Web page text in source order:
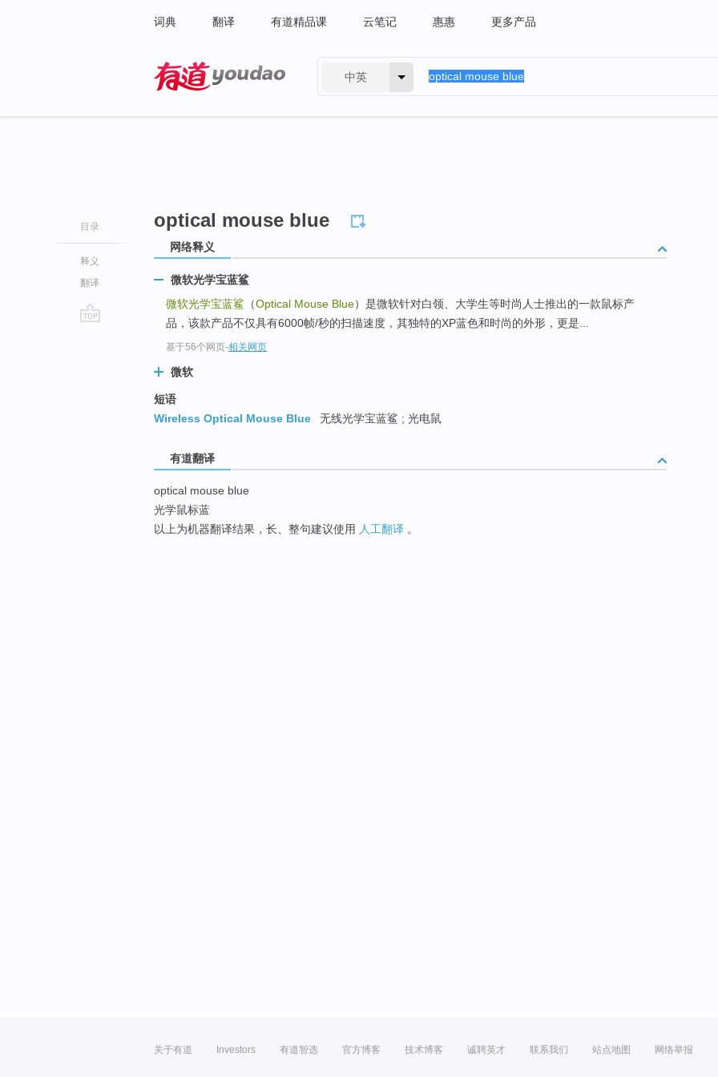
词典 翻译 有道精品课 云笔记 惠惠 更多产品
中英
目录
释义
翻译
optical mouse blue
网络释义
微软光学宝蓝鲨
微软光学宝蓝鲨 （Optical Mouse Blue）是微软针对白领、大学生等时尚人士推出的一款鼠标产
品，该款产品不仅具有6000帧/秒的扫描速度，其独特的XP蓝色和时尚的外形，更是...
基于56个网页-相关网页
微软
短语
Wireless Optical Mouse Blue
无线光学宝蓝鲨 ; 光电鼠
有道翻译
optical mouse blue
光学鼠标蓝
以上为机器翻译结果，长、整句建议使用 人工翻译 。
关于有道 Investors 有道智选 官方博客 技术博客 诚聘英才 联系我们 站点地图 网络举报